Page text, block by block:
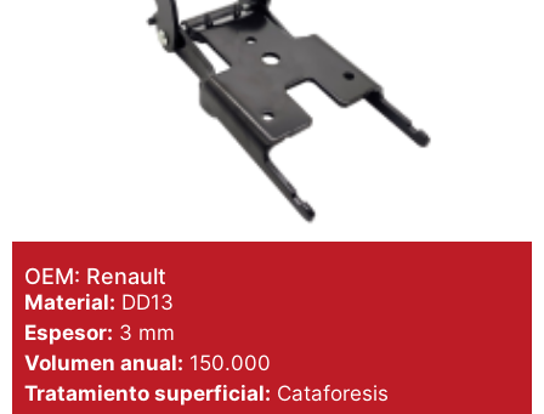
OEM: Renault
Material: DD13
Espesor: 3 mm
Volumen anual: 150.000
Tratamiento superficial: Cataforesis